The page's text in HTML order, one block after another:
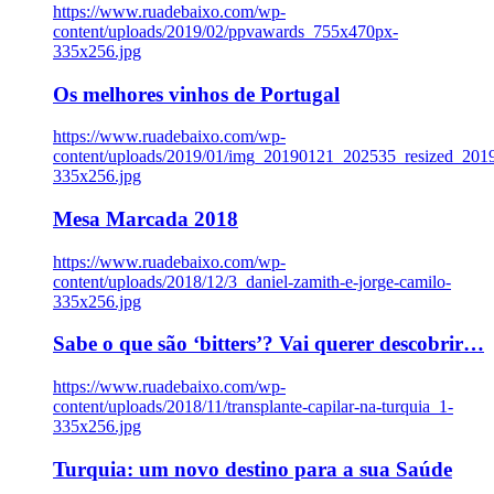
https://www.ruadebaixo.com/wp-
content/uploads/2019/02/ppvawards_755x470px-
335x256.jpg
Os melhores vinhos de Portugal
https://www.ruadebaixo.com/wp-
content/uploads/2019/01/
335x256.jpg
Mesa Marcada 2018
https://www.ruadebaixo.com/wp-
content/uploads/2018/12/3_daniel-zamith-e-jorge-camilo-
335x256.jpg
Sabe o que são ‘bitters’? Vai querer descobrir…
https://www.ruadebaixo.com/wp-
content/uploads/2018/11/transplante-capilar-na-turquia_1-
335x256.jpg
Turquia: um novo destino para a sua Saúde